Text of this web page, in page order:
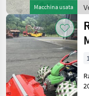
Macchina usata
a
/